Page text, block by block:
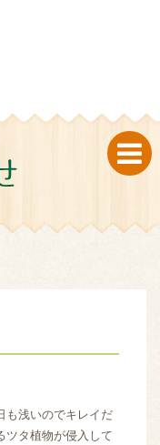
、皮膚のこと
神山たかはし
も浅いのでキレイだ
ツタ植物が侵入して